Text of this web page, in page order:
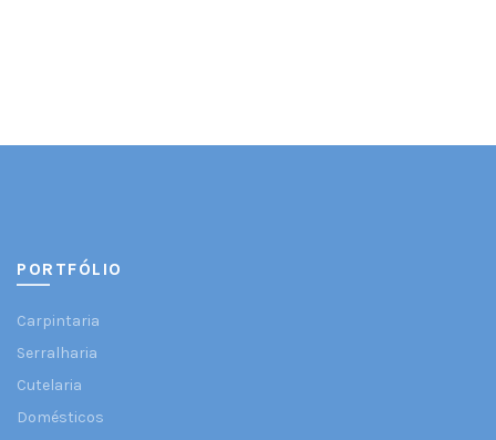
PORTFÓLIO
Carpintaria
Serralharia
Cutelaria
Domésticos